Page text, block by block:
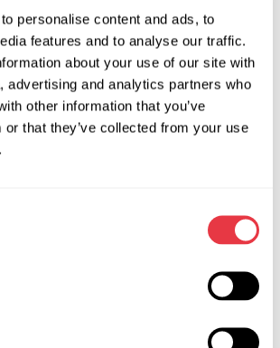
personalise content and ads, to
features and to analyse our traffic.
about your use of our site with
advertising and analytics partners who
other information that you’ve
or that they’ve collected from your use
Descubre más sobre cada curso en